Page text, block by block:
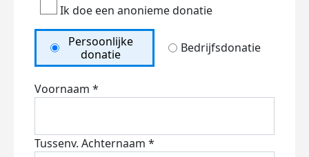
Ik doe een anonieme donatie
Persoonlijke
donatie
Bedrijfsdonatie
Voornaam *
Tussenv. Achternaam *